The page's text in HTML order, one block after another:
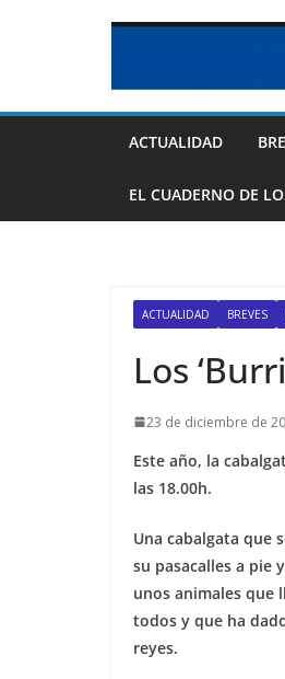
ACTUALIDAD
EL CUADERNO DE
ACTUALIDAD BREVES
Los
23 de diciembre de
Este año, la
las 18.00h.
Una cabalgata que
su pasacalles a pie
unos animales que
todos y que ha
reyes.